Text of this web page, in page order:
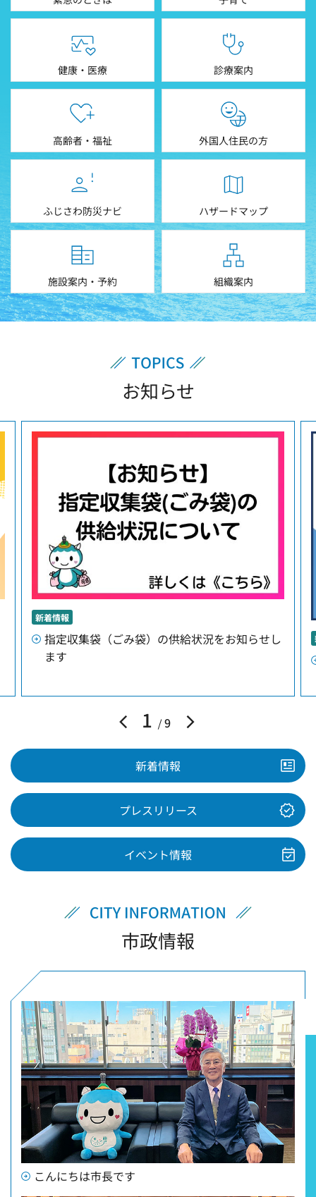
健康・医療 診療案内
高齢者・福祉 外国人住民の方
ふじさわ防災ナビ ハザードマップ
施設案内・予約 組織案内
お知らせ
1 9
新着情報
指定収集袋（ごみ袋）の供給状況をお知らせし
ます
新着情報
プレスリリース
イベント情報
市政情報
こんにちは市長です